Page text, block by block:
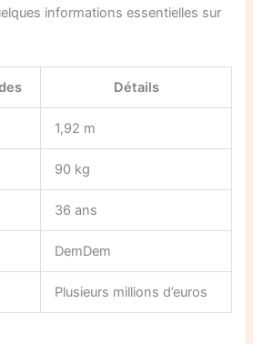
informations essentielles sur
Détails
1,92 m
90 kg
36 ans
DemDem
Plusieurs millions d’euros